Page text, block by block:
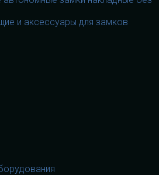
и аксессуары для замков